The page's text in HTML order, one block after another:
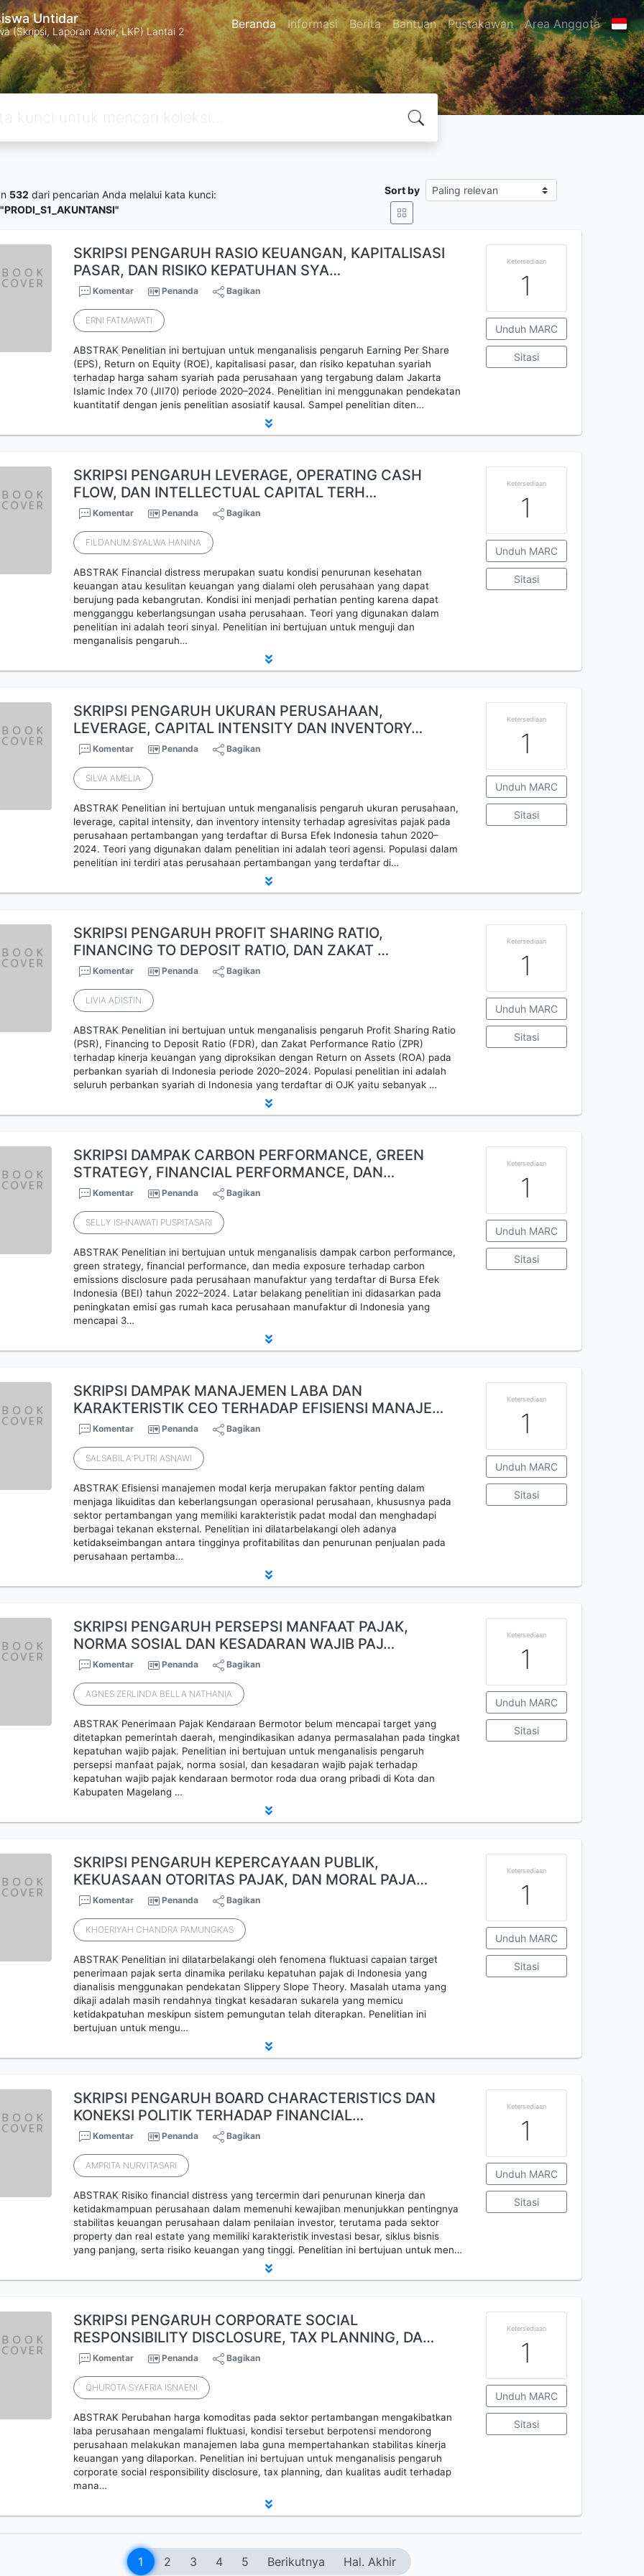
Untidar
(Skripsi, Laporan Akhir, LKP) Lantai 2 Beranda Informasi Berita Bantuan Pustakawan Area Anggota
532 dari pencarian Anda melalui kata kunci:
Sort by
SKRIPSI PENGARUH RASIO KEUANGAN, KAPITALISASI
PASAR, DAN RISIKO KEPATUHAN SYA…
Komentar Penanda Bagikan
ERNI FATMAWATI
ABSTRAK Penelitian ini bertujuan untuk menganalisis pengaruh Earning Per Share
(EPS), Return on Equity (ROE), kapitalisasi pasar, dan risiko kepatuhan syariah
terhadap harga saham syariah pada perusahaan yang tergabung dalam Jakarta
Islamic Index 70 (JII70) periode 2020–2024. Penelitian ini menggunakan pendekatan
kuantitatif dengan jenis penelitian asosiatif kausal. Sampel penelitian diten…
Ketersediaan
1
Unduh MARC
Sitasi
SKRIPSI PENGARUH LEVERAGE, OPERATING CASH
FLOW, DAN INTELLECTUAL CAPITAL TERH…
Komentar Penanda Bagikan
FILDANUM SYALWA HANINA
ABSTRAK Financial distress merupakan suatu kondisi penurunan kesehatan
keuangan atau kesulitan keuangan yang dialami oleh perusahaan yang dapat
berujung pada kebangrutan. Kondisi ini menjadi perhatian penting karena dapat
mengganggu keberlangsungan usaha perusahaan. Teori yang digunakan dalam
penelitian ini adalah teori sinyal. Penelitian ini bertujuan untuk menguji dan
menganalisis pengaruh…
Ketersediaan
1
Unduh MARC
Sitasi
SKRIPSI PENGARUH UKURAN PERUSAHAAN,
LEVERAGE, CAPITAL INTENSITY DAN INVENTORY…
Komentar Penanda Bagikan
SILVA AMELIA
ABSTRAK Penelitian ini bertujuan untuk menganalisis pengaruh ukuran perusahaan,
leverage, capital intensity, dan inventory intensity terhadap agresivitas pajak pada
perusahaan pertambangan yang terdaftar di Bursa Efek Indonesia tahun 2020–
2024. Teori yang digunakan dalam penelitian ini adalah teori agensi. Populasi dalam
penelitian ini terdiri atas perusahaan pertambangan yang terdaftar di…
Ketersediaan
1
Unduh MARC
Sitasi
SKRIPSI PENGARUH PROFIT SHARING RATIO,
FINANCING TO DEPOSIT RATIO, DAN ZAKAT …
Komentar Penanda Bagikan
LIVIA ADISTIN
ABSTRAK Penelitian ini bertujuan untuk menganalisis pengaruh Profit Sharing Ratio
(PSR), Financing to Deposit Ratio (FDR), dan Zakat Performance Ratio (ZPR)
terhadap kinerja keuangan yang diproksikan dengan Return on Assets (ROA) pada
perbankan syariah di Indonesia periode 2020–2024. Populasi penelitian ini adalah
seluruh perbankan syariah di Indonesia yang terdaftar di OJK yaitu sebanyak …
Ketersediaan
1
Unduh MARC
Sitasi
SKRIPSI DAMPAK CARBON PERFORMANCE, GREEN
STRATEGY, FINANCIAL PERFORMANCE, DAN…
Komentar Penanda Bagikan
SELLY ISHNAWATI PUSPITASARI
ABSTRAK Penelitian ini bertujuan untuk menganalisis dampak carbon performance,
green strategy, financial performance, dan media exposure terhadap carbon
emissions disclosure pada perusahaan manufaktur yang terdaftar di Bursa Efek
Indonesia (BEI) tahun 2022–2024. Latar belakang penelitian ini didasarkan pada
peningkatan emisi gas rumah kaca perusahaan manufaktur di Indonesia yang
mencapai 3…
Ketersediaan
1
Unduh MARC
Sitasi
SKRIPSI DAMPAK MANAJEMEN LABA DAN
KARAKTERISTIK CEO TERHADAP EFISIENSI MANAJE…
Komentar Penanda Bagikan
SALSABILA PUTRI ASNAWI
ABSTRAK Efisiensi manajemen modal kerja merupakan faktor penting dalam
menjaga likuiditas dan keberlangsungan operasional perusahaan, khususnya pada
sektor pertambangan yang memiliki karakteristik padat modal dan menghadapi
berbagai tekanan eksternal. Penelitian ini dilatarbelakangi oleh adanya
ketidakseimbangan antara tingginya profitabilitas dan penurunan penjualan pada
perusahaan pertamba…
Ketersediaan
1
Unduh MARC
Sitasi
SKRIPSI PENGARUH PERSEPSI MANFAAT PAJAK,
NORMA SOSIAL DAN KESADARAN WAJIB PAJ…
Komentar Penanda Bagikan
AGNES ZERLINDA BELLA NATHANIA
ABSTRAK Penerimaan Pajak Kendaraan Bermotor belum mencapai target yang
ditetapkan pemerintah daerah, mengindikasikan adanya permasalahan pada tingkat
kepatuhan wajib pajak. Penelitian ini bertujuan untuk menganalisis pengaruh
persepsi manfaat pajak, norma sosial, dan kesadaran wajib pajak terhadap
kepatuhan wajib pajak kendaraan bermotor roda dua orang pribadi di Kota dan
Kabupaten Magelang …
Ketersediaan
1
Unduh MARC
Sitasi
SKRIPSI PENGARUH KEPERCAYAAN PUBLIK,
KEKUASAAN OTORITAS PAJAK, DAN MORAL PAJA…
Komentar Penanda Bagikan
KHOERIYAH CHANDRA PAMUNGKAS
ABSTRAK Penelitian ini dilatarbelakangi oleh fenomena fluktuasi capaian target
penerimaan pajak serta dinamika perilaku kepatuhan pajak di Indonesia yang
dianalisis menggunakan pendekatan Slippery Slope Theory. Masalah utama yang
dikaji adalah masih rendahnya tingkat kesadaran sukarela yang memicu
ketidakpatuhan meskipun sistem pemungutan telah diterapkan. Penelitian ini
bertujuan untuk mengu…
Ketersediaan
1
Unduh MARC
Sitasi
SKRIPSI PENGARUH BOARD CHARACTERISTICS DAN
KONEKSI POLITIK TERHADAP FINANCIAL…
Komentar Penanda Bagikan
AMPRITA NURVITASARI
ABSTRAK Risiko financial distress yang tercermin dari penurunan kinerja dan
ketidakmampuan perusahaan dalam memenuhi kewajiban menunjukkan pentingnya
stabilitas keuangan perusahaan dalam penilaian investor, terutama pada sektor
property dan real estate yang memiliki karakteristik investasi besar, siklus bisnis
yang panjang, serta risiko keuangan yang tinggi. Penelitian ini bertujuan untuk men…
Ketersediaan
1
Unduh MARC
Sitasi
SKRIPSI PENGARUH CORPORATE SOCIAL
RESPONSIBILITY DISCLOSURE, TAX PLANNING, DA…
Komentar Penanda Bagikan
QHUROTA SYAFRIA ISNAENI
ABSTRAK Perubahan harga komoditas pada sektor pertambangan mengakibatkan
laba perusahaan mengalami fluktuasi, kondisi tersebut berpotensi mendorong
perusahaan melakukan manajemen laba guna mempertahankan stabilitas kinerja
keuangan yang dilaporkan. Penelitian ini bertujuan untuk menganalisis pengaruh
corporate social responsibility disclosure, tax planning, dan kualitas audit terhadap
mana…
Ketersediaan
1
Unduh MARC
Sitasi
1 2 3 4 5 Berikutnya Hal. Akhir